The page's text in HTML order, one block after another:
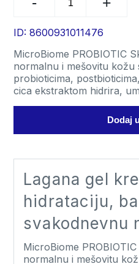
PROBIOTIC
Care
krema
za
normalnu
i
mešovitu
ID: 8600931011476
MicroBiome PROBIOTIC
normalnu i mešovitu kožu
probioticima,
cica ekstraktom hidrira,
Dodaj
Lagana gel
hidrataciju,
svakodnevnu
MicroBiome
normalnu i mešovitu